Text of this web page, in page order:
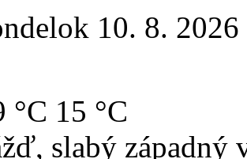
10. 8. 2026
°C 15 °C
slabý západný